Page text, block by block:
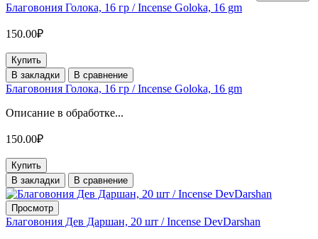
Благовония Голока, 16 гр / Incense Goloka, 16 gm
150.00₽
Купить
В закладки
В сравнение
Благовония Голока, 16 гр / Incense Goloka, 16 gm
Описание в обработке...
150.00₽
Купить
В закладки
В сравнение
Просмотр
Благовония Дев Даршан, 20 шт / Incense DevDarshan